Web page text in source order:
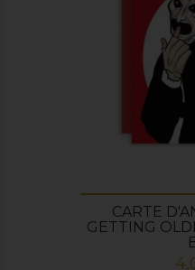
CARTE
GETTING